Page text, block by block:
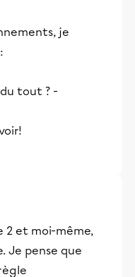
je
2 et moi-même,
Je pense que